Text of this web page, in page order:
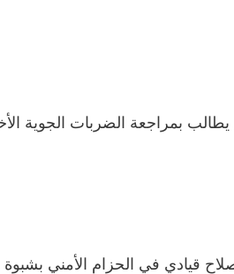
بمراجعة الضربات الجوية
قيادي في الحزام الأمني